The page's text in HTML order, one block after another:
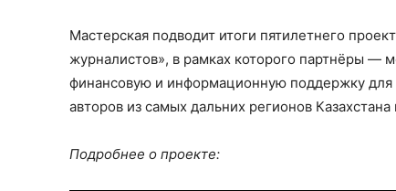
Мастерская подводит итоги пятилетнего
журналистов», в рамках которого партнёры —
финансовую и информационную поддержку
авторов из самых дальних регионов
Подробнее о проекте: